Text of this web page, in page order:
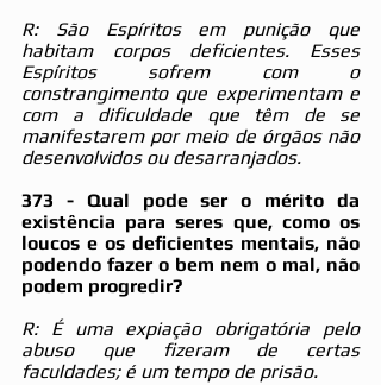
R: São Espíritos em punição que
habitam corpos deficientes. Esses
Espíritos sofrem com o
constrangimento que experimentam e
com a dificuldade que têm de se
manifestarem por meio de órgãos não
desenvolvidos ou desarranjados.
373 - Qual pode ser o mérito da
existência para seres que, como os
loucos e os deficientes mentais, não
podendo fazer o bem nem o mal, não
podem progredir?
R: É uma expiação obrigatória pelo
abuso que fizeram de certas
faculdades; é um tempo de prisão.